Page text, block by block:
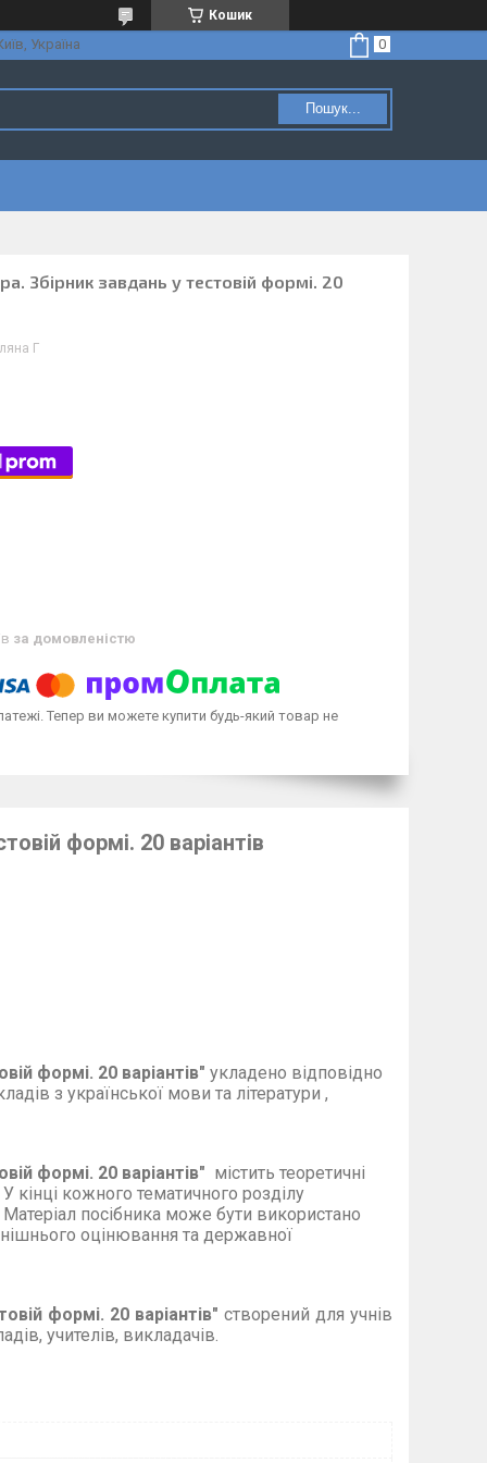
Кошик
Україна
Пошук...
Збірник завдань у тестовій формі. 20
Г
за домовленістю
Тепер ви можете купити будь-який товар не
формі. 20 варіантів
формі. 20 варіантів" укладено відповідно
з української мови та літератури ,
формі. 20 варіантів" містить теоретичні
кінці кожного тематичного розділу
посібника може бути використано
оцінювання та державної
формі. 20 варіантів" створений для учнів
учителів, викладачів.